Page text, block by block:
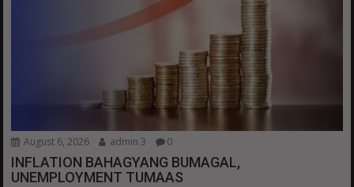
August 6, 2026 admin 3 0
INFLATION BAHAGYANG BUMAGAL,
UNEMPLOYMENT TUMAAS